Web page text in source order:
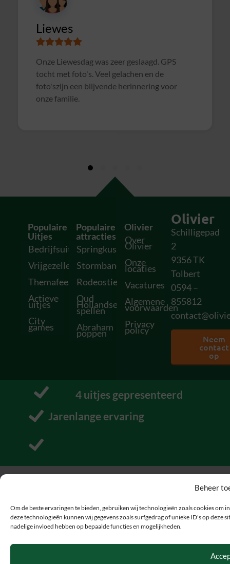
Beheer
Om de beste ervaringen te bieden, gebruiken wij technologieën zoals cookies om
deze technologieën kunnen wij gegevens zoals surfgedrag of unieke ID's op deze
nadelige invloed hebben op bepaalde functies en mogelijkheden.
Susanne
Samen met collega's Sterrenslag gedaan.
Alles was goed geregeld, soms wat te druk op
het veld door andere groepen, waardoor het
soms wat rommelig verliep. Maar verder zeer
Populaire
Uitjes
Bedrijfsuitjes
Vrijgezellenfeesten
Themafeesten
Actieve
uitjes
City
games
Populaire
attracties
Springkussens
Stormbanen
Rodeostieren
Oud
Hollandse
spellen
Abraham
poppen
Olivier
Over
Olivier
Onze
locaties
Vacatures
Algemene
voorwaarden
Privacy
policy
Olivier
Schilligepad
2
9356 TK
Tolbert
0594 –
855812
Neem
contact
op
11 uitjes gepresenteerd